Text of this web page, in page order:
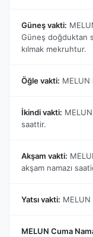
Güneş vakti:
Güneş doğduktan
kılmak mekruhtur.
Öğle vakti: MELUN
İkindi vakti:
saattir.
Akşam vakti:
akşam namazı
Yatsı vakti: MELUN
MELUN Cuma